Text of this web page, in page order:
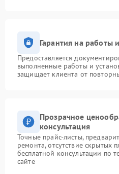
Гарантия на работы
Предоставляется
выполненные работы и
защищает клиента от
Прозрачное
консультация
Точные прайс-листы,
ремонта, отсутствие скрытых
бесплатной консультации по
сайте